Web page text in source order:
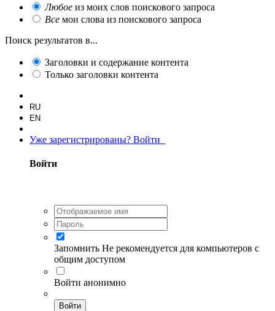
Любое из моих слов поискового запроса
Все мои слова из поискового запроса
Поиск результатов в...
Заголовки и содержание контента
Только заголовки контента
RU
EN
Уже зарегистрированы? Войти
Войти
Запомнить Не рекомендуется для компьютеров с
общим доступом
Войти анонимно
Войти